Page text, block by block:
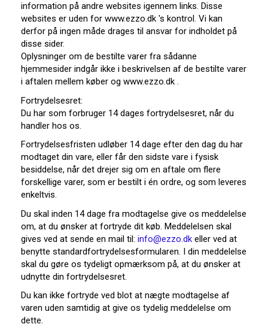
information på andre websites igennem links. Disse
websites er uden for www.ezzo.dk 's kontrol. Vi kan
derfor på ingen måde drages til ansvar for indholdet på
disse sider.
Oplysninger om de bestilte varer fra sådanne
hjemmesider indgår ikke i beskrivelsen af de bestilte varer
i aftalen mellem køber og www.ezzo.dk .
Fortrydelsesret:
Du har som forbruger 14 dages fortrydelsesret, når du
handler hos os.
Fortrydelsesfristen udløber 14 dage efter den dag du har
modtaget din vare, eller får den sidste vare i fysisk
besiddelse, når det drejer sig om en aftale om flere
forskellige varer, som er bestilt i én ordre, og som leveres
enkeltvis.
Du skal inden 14 dage fra modtagelse give os meddelelse
om, at du ønsker at fortryde dit køb. Meddelelsen skal
gives ved at sende en mail til: info@ezzo.dk eller ved at
benytte standardfortrydelsesformularen. I din meddelelse
skal du gøre os tydeligt opmærksom på, at du ønsker at
udnytte din fortrydelsesret.
Du kan ikke fortryde ved blot at nægte modtagelse af
varen uden samtidig at give os tydelig meddelelse om
dette.